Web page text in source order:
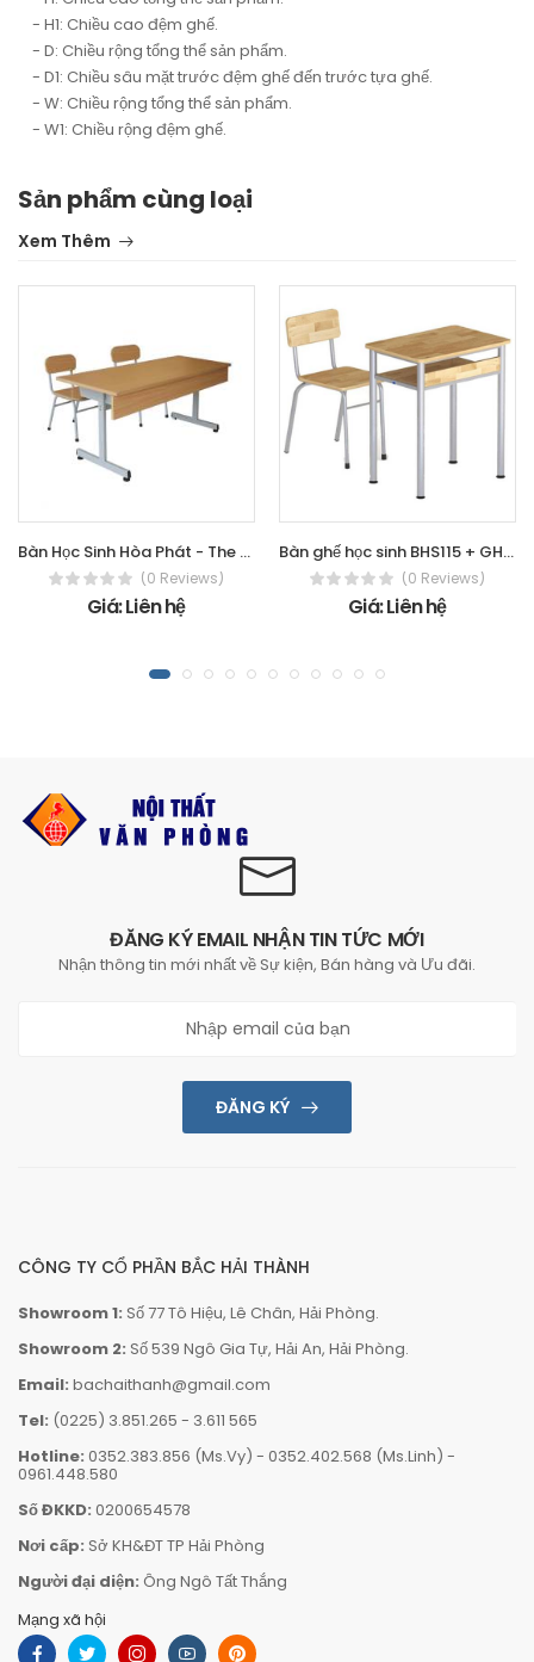
- H1: Chiều cao đệm ghế.
- D: Chiều rộng tổng thể sản phẩm.
- D1: Chiều sâu mặt trước đệm ghế đến trước tựa ghế.
- W: Chiều rộng tổng thể sản phẩm.
- W1: Chiều rộng đệm ghế.
Sản phẩm cùng loại
Xem Thêm
Bàn Học Sinh Hòa Phát - The One BHS108HP5
(0 Reviews)
Giá: Liên hệ
Bàn ghế học sinh BHS115 + GHS115
(0 Reviews)
Giá: Liên hệ
ĐĂNG KÝ EMAIL NHẬN TIN TỨC MỚI
Nhận thông tin mới nhất về Sự kiện, Bán hàng và Ưu đãi.
ĐĂNG KÝ
CÔNG TY CỔ PHẦN BẮC HẢI THÀNH
Showroom 1: Số 77 Tô Hiệu, Lê Chân, Hải Phòng.
Showroom 2: Số 539 Ngô Gia Tự, Hải An, Hải Phòng.
Email: bachaithanh@gmail.com
Tel: (0225) 3.851.265 - 3.611 565
Hotline: 0352.383.856 (Ms.Vy) - 0352.402.568 (Ms.Linh) -
0961.448.580
Số ĐKKD: 0200654578
Nơi cấp: Sở KH&ĐT TP Hải Phòng
Người đại diện: Ông Ngô Tất Thắng
Mạng xã hội